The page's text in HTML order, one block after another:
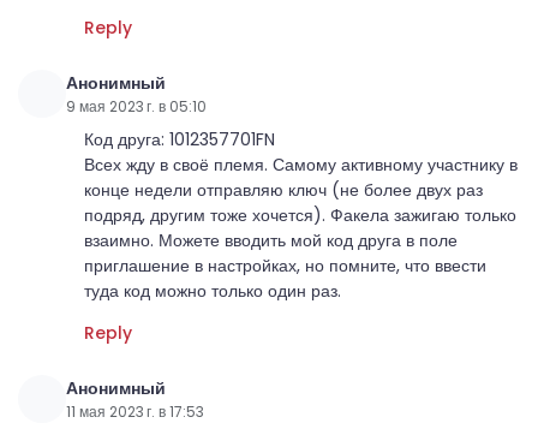
Reply
Анонимный
9 мая 2023 г. в 05:10
Код друга: 1012357701FN
Всех жду в своё племя. Самому активному участнику в
конце недели отправляю ключ (не более двух раз
подряд, другим тоже хочется). Факела зажигаю только
взаимно. Можете вводить мой код друга в поле
приглашение в настройках, но помните, что ввести
туда код можно только один раз.
Reply
Анонимный
11 мая 2023 г. в 17:53